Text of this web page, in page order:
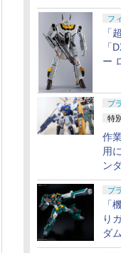
日
フ
「
「
ー
プ
特
作
用
ン
分
ー
プ
「
り
ダ